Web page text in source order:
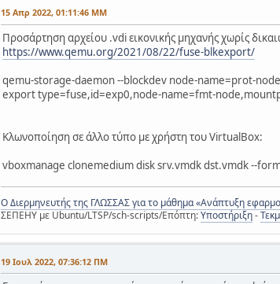
15 Απρ 2022, 01:11:46 ΜΜ
Προσάρτηση αρχείου .vdi εικονικής μηχανής χωρίς
https://www.qemu.org/2021/08/22/fuse-blkexport/
qemu-storage-daemon --blockdev node-name=prot-
export type=fuse,id=exp0,node-name=fmt-
Κλωνοποίηση σε άλλο τύπο με χρήστη του VirtualBox:
vboxmanage clonemedium disk srv.vmdk dst.vmdk --
Ο Διερμηνευτής της ΓΛΩΣΣΑΣ για το μάθημα «Ανάπτυξη
ΣΕΠΕΗΥ με Ubuntu/LTSP/sch-scripts/Επόπτη:Υποστήριξη-
19 Ιουλ 2022, 07:36:12 ΠΜ